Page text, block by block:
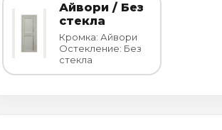
Айвори / Без
стекла
Кромка: Айвори
Остекление: Без
стекла